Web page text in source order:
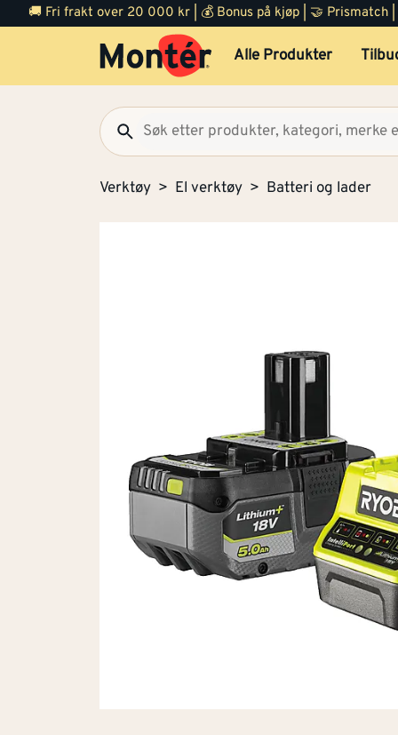
🚚 Fri frakt over 20 000 kr | 💰 Bonus på kjøp | 🤝 Prismatch
Alle Produkter
Verktøy El verktøy Batteri og lader